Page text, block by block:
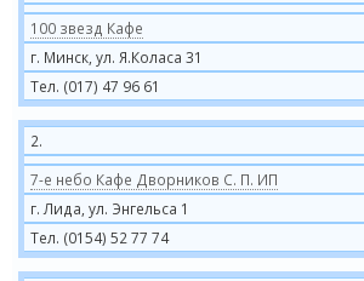
100 звезд Кафе
г. Минск, ул. Я.Коласа 31
Тел. (017) 47 96 61
2.
7-е небо Кафе Дворников С. П. ИП
г. Лида, ул. Энгельса 1
Тел. (0154) 52 77 74